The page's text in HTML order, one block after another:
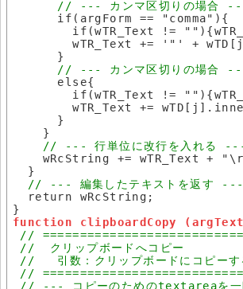
      if(argForm == "comma"){
if(wTR_Text !=
wTR_Text += '"' +
      }
      else{
if(wTR_Text !=
wTR_Text +=
      }
    }
wRcString += wTR_Text +
  }
  return wRcString;
function clipboardCopy